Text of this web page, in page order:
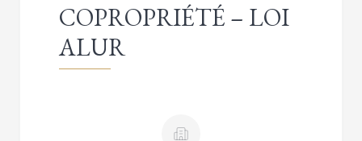
COPROPRIÉTÉ – LOI
ALUR